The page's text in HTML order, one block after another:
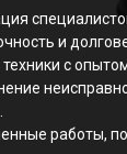
и
с
работы,